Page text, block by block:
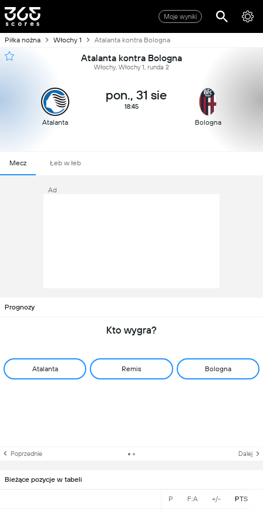
Moje wyniki
Piłka nożna Włochy 1 Atalanta kontra Bologna
Atalanta kontra Bologna
Włochy, Włochy 1, runda 2
Atalanta
pon., 31 sie
18:45
Bologna
Mecz Łeb w łeb
Ad
Prognozy
Kto wygra?
Atalanta Remis Bologna
Poprzednie Dalej
Bieżące pozycje w tabeli
P F:A +/- PTS